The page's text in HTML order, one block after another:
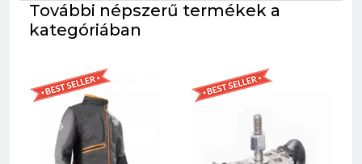
További népszerű termékek a
kategóriában